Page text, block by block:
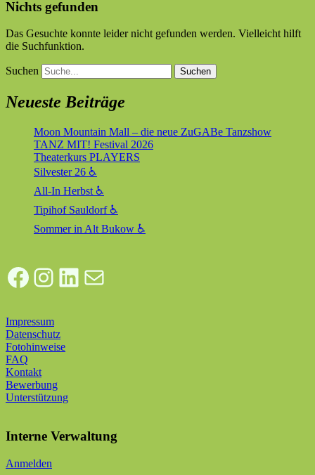
Nichts gefunden
Das Gesuchte konnte leider nicht gefunden werden. Vielleicht hilft
die Suchfunktion.
Suchen
Neueste Beiträge
Moon Mountain Mall – die neue ZuGABe Tanzshow
TANZ MIT! Festival 2026
Theaterkurs PLAYERS
Silvester 26 ♿
All-In Herbst ♿
Tipihof Sauldorf ♿
Sommer in Alt Bukow ♿
Facebook
Instagram
LinkedIn
E-Mail
Impressum
Datenschutz
Fotohinweise
FAQ
Kontakt
Bewerbung
Unterstützung
Interne Verwaltung
Anmelden